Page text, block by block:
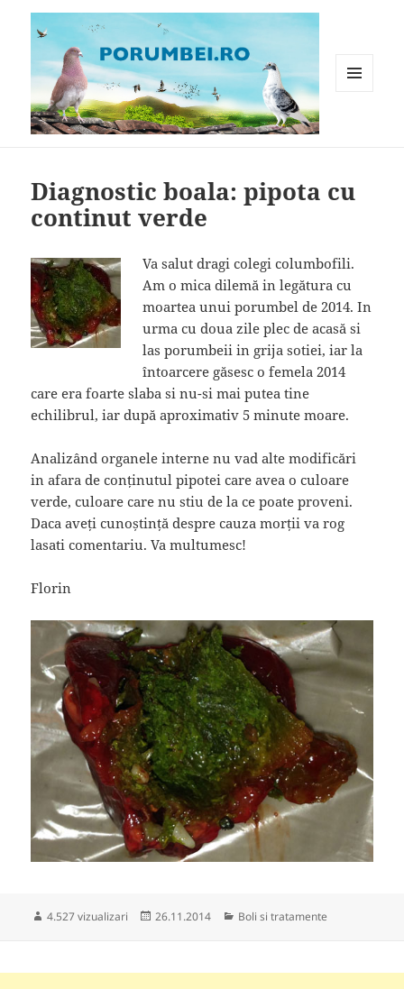
Diagnostic boala: pipota cu
continut verde
Va salut dragi colegi columbofili.
Am o mica dilemă in legătura cu
moartea unui porumbel de 2014. In
urma cu doua zile plec de acasă si
las porumbeii in grija sotiei, iar la
întoarcere găsesc o femela 2014
care era foarte slaba si nu-si mai putea tine
echilibrul, iar după aproximativ 5 minute moare.
Analizând organele interne nu vad alte modificări
in afara de conținutul pipotei care avea o culoare
verde, culoare care nu stiu de la ce poate proveni.
Daca aveți cunoștință despre cauza morții va rog
lasati comentariu. Va multumesc!
Florin
4.527 vizualizari
Publicat
26.11.2014 Categorii
Boli si tratamente